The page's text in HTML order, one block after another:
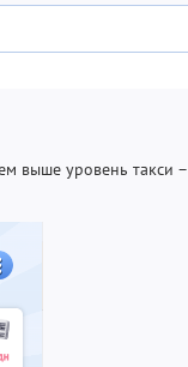
выше уровень такси –